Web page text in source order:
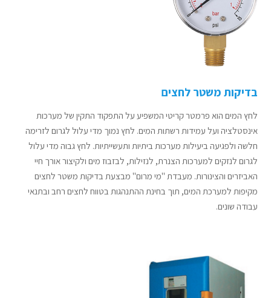
בדיקות משטר לחצים
לחץ המים הוא פרמטר קריטי המשפיע על התפקוד התקין של מערכות
אינסטלציה ועל עמידות רשתות המים. לחץ נמוך מדי עלול לגרום לזרימה
חלשה ולפגיעה ביעילות מערכות ביתיות ותעשייתיות. לחץ גבוה מדי עלול
לגרום לנזקים למערכות הצנרת, לנזילות, לבזבוז מים ולקיצור אורך חיי
האביזרים והצינורות. מעבדת "מי מרום" מבצעת בדיקות משטר לחצים
מקיפות למערכת המים, תוך בחינת ההתנהגות בטווח לחצים רחב ובתנאי
עבודה שונים.